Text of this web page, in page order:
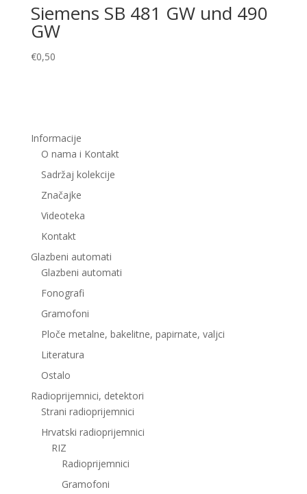
Siemens SB 481 GW und 490
GW
€0,50
Informacije
O nama i Kontakt
Sadržaj kolekcije
Značajke
Videoteka
Kontakt
Glazbeni automati
Glazbeni automati
Fonografi
Gramofoni
Ploče metalne, bakelitne, papirnate, valjci
Literatura
Ostalo
Radioprijemnici, detektori
Strani radioprijemnici
Hrvatski radioprijemnici
RIZ
Radioprijemnici
Gramofoni